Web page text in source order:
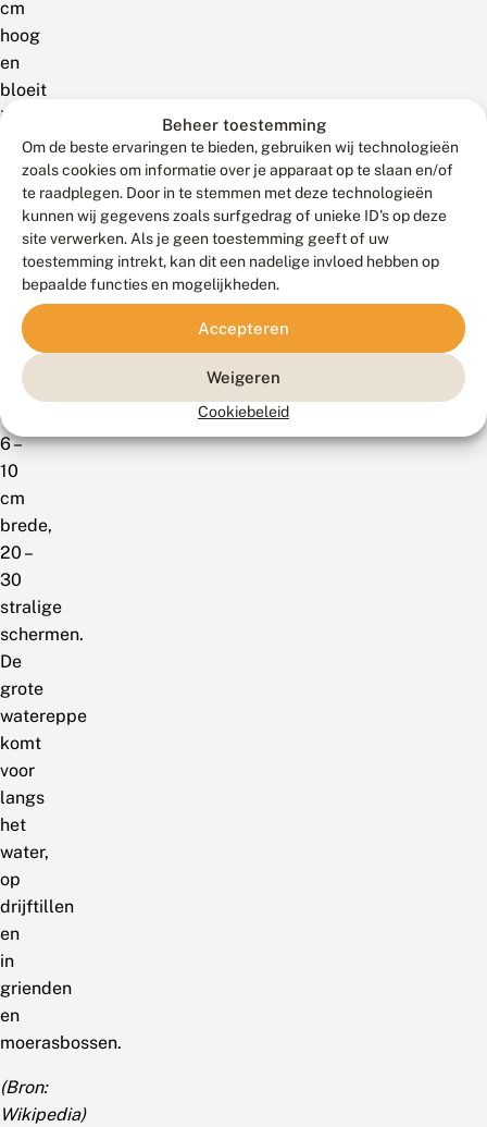
Beheer toestemming
Om de beste ervaringen te bieden, gebruiken wij technologieën
zoals cookies om informatie over je apparaat op te slaan en/of
te raadplegen. Door in te stemmen met deze technologieën
kunnen wij gegevens zoals surfgedrag of unieke ID's op deze
site verwerken. Als je geen toestemming geeft of uw
toestemming intrekt, kan dit een nadelige invloed hebben op
bepaalde functies en mogelijkheden.
Accepteren
Weigeren
Cookiebeleid
cm
hoog
en
bloeit
in
juli
augustus
met
mm
grote,
witte
bloemen
eindelingse,
6 –
10
cm
brede,
20 –
30
stralige
schermen.
De
grote
watereppe
komt
voor
langs
het
water,
op
drijftillen
en
in
grienden
en
moerasbossen.
(Bron:
Wikipedia)